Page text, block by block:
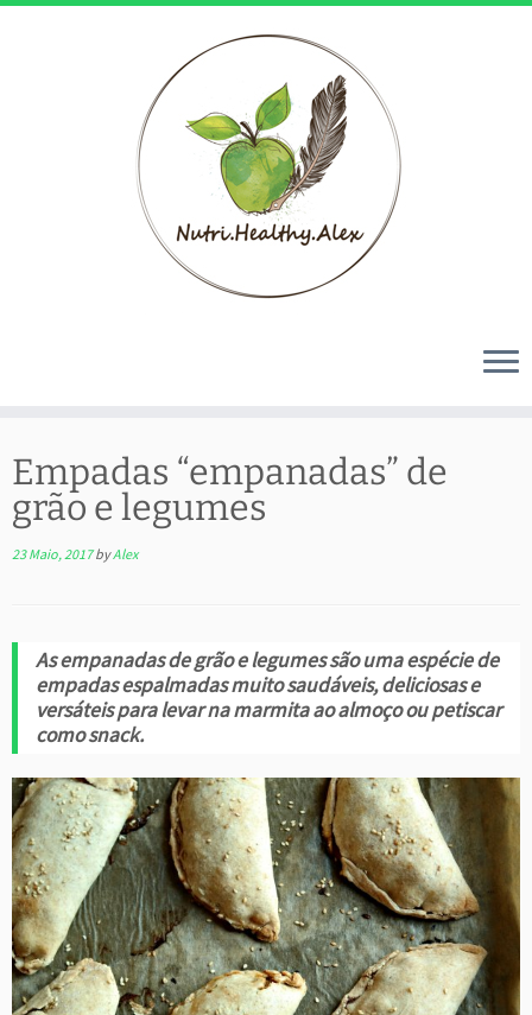
to
content
Empadas “empanadas” de
grão e legumes
23 Maio, 2017 byAlex
As empanadas de grão e legumes são uma espécie de
empadas espalmadas muito saudáveis, deliciosas e
versáteis para levar na marmita ao almoço ou petiscar
como snack.